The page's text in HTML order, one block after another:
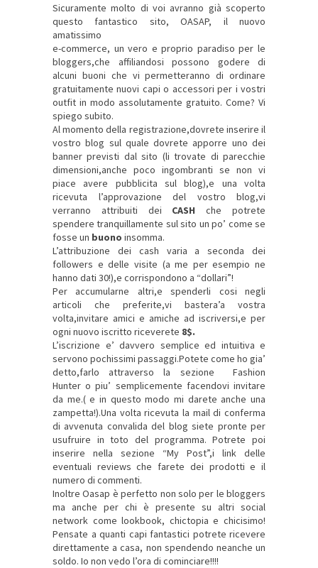
Sicuramente molto di voi avranno già scoperto
questo fantastico sito, OASAP, il nuovo
amatissimo
e-commerce, un vero e proprio paradiso per le
bloggers,che affiliandosi possono godere di
alcuni buoni che vi permetteranno di ordinare
gratuitamente nuovi capi o accessori per i vostri
outfit in modo assolutamente gratuito. Come? Vi
spiego subito.
Al momento della registrazione,dovrete inserire il
vostro blog sul quale dovrete apporre uno dei
banner previsti dal sito (li trovate di parecchie
dimensioni,anche poco ingombranti se non vi
piace avere pubblicita sul blog),e una volta
ricevuta l’approvazione del vostro blog,vi
verranno attribuiti dei CASH che potrete
spendere tranquillamente sul sito un po’ come se
fosse un buono insomma.
L’attribuzione dei cash varia a seconda dei
followers e delle visite (a me per esempio ne
hanno dati 30!),e corrispondono a “dollari”!
Per accumularne altri,e spenderli cosi negli
articoli che preferite,vi bastera’a vostra
volta,invitare amici e amiche ad iscriversi,e per
ogni nuovo iscritto riceverete 8$.
L’iscrizione e’ davvero semplice ed intuitiva e
servono pochissimi passaggi.Potete come ho gia’
detto,farlo attraverso la sezione Fashion
Hunter o piu’ semplicemente facendovi invitare
da me.( e in questo modo mi darete anche una
zampetta!).Una volta ricevuta la mail di conferma
di avvenuta convalida del blog siete pronte per
usufruire in toto del programma. Potrete poi
inserire nella sezione “My Post”,i link delle
eventuali reviews che farete dei prodotti e il
numero di commenti.
Inoltre Oasap è perfetto non solo per le bloggers
ma anche per chi è presente su altri social
network come lookbook, chictopia e chicisimo!
Pensate a quanti capi fantastici potrete ricevere
direttamente a casa, non spendendo neanche un
soldo. Io non vedo l’ora di cominciare!!!!